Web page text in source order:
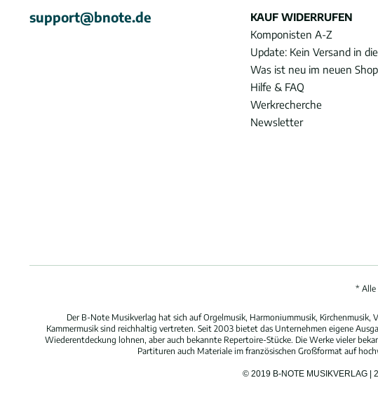
support@bnote.de
KAUF WIDERRUFEN
Komponisten A-Z
Update: Kein Versand in
Was ist neu im neuen
Hilfe & FAQ
Werkrecherche
Newsletter
* Alle
Der B-Note Musikverlag hat sich auf Orgelmusik, Harmoniummusik,
Kammermusik sind reichhaltig vertreten. Seit 2003 bietet das Unternehmen eigene
Wiederentdeckung lohnen, aber auch bekannte Repertoire-Stücke. Die Werke vieler
Partituren auch Materiale im französischen Großformat auf
© 2019 B-NOTE MUSIKVERLAG |